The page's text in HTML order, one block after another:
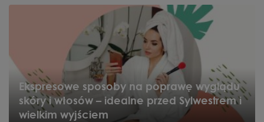
Ekspresowe sposoby na poprawę wyglądu
skóry i włosów – idealne przed Sylwestrem i
wielkim wyjściem